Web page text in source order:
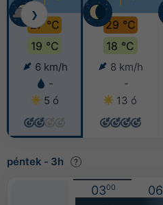
27 °C
19 °C
6 km/h
-
5 ó
29 °C
18 °C
8 km/h
-
13 ó
❯
péntek - 3h
0300 06